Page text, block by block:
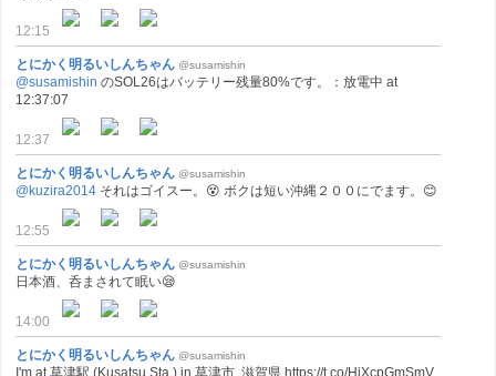
12:15
とにかく明るいしんちゃん @susamishin
@susamishin のSOL26はバッテリー残量80%です。：放電中 at
12:37:07
12:37
とにかく明るいしんちゃん @susamishin
@kuzira2014 それはゴイスー。😵 ボクは短い沖縄２００にでます。😊
12:55
とにかく明るいしんちゃん @susamishin
日本酒、呑まされて眠い😪
14:00
とにかく明るいしんちゃん @susamishin
I'm at 草津駅 (Kusatsu Sta.) in 草津市, 滋賀県 https://t.co/HjXcpGmSmV